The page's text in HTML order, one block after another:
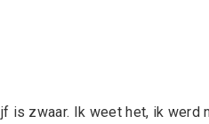
is zwaar. Ik weet het, ik